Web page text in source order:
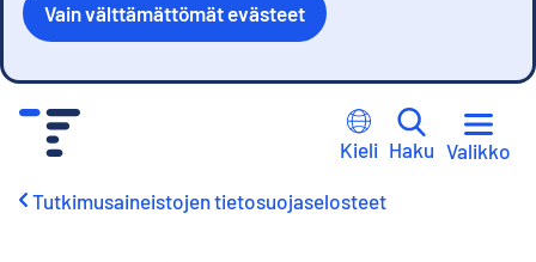
Vain välttämättömät evästeet
Kieli Haku Valikko
Tutkimusaineistojen tietosuojaselosteet